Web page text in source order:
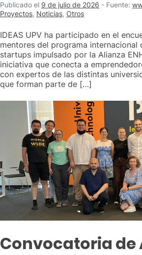
Publicado el 9 de julio de 2026 - Fuente:
Proyectos, Noticias, Otros
IDEAS UPV ha participado en el
mentores del programa internacional
startups impulsado por la Alianza
iniciativa que conecta a
con expertos de las distintas
que forman parte de […]
Convocatoria de